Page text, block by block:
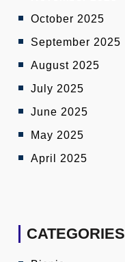
October 2025
September 2025
August 2025
July 2025
June 2025
May 2025
April 2025
CATEGORIES